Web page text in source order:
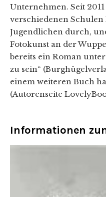
Unternehmen. Seit
verschiedenen
Jugendlichen durch,
Fotokunst an der
bereits ein Roman
zu sein“
einem weiteren Buch
(Autorenseite
Informationen